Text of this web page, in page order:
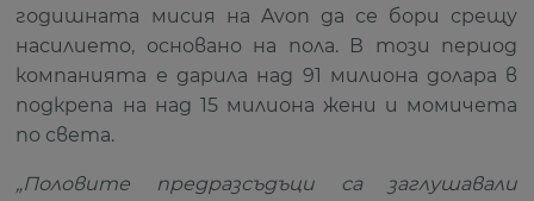
годишната мисия на Avon да се бори срещу
насилието, основано на пола. В този период
компанията е дарила над 91 милиона долара в
подкрепа на над 15 милиона жени и момичета
по света.
„Половите предразсъдъци са заглушавали